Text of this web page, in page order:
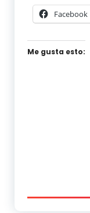
Facebook
Me gusta esto: